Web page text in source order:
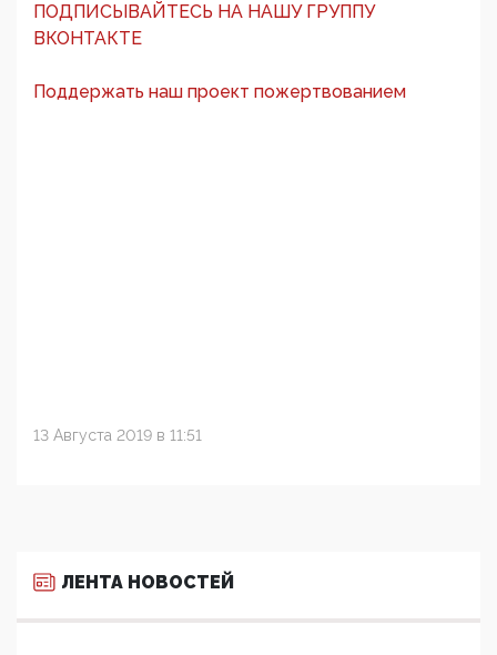
ПОДПИСЫВАЙТЕСЬ НА НАШУ ГРУППУ
ВКОНТАКТЕ
Поддержать наш проект пожертвованием
13 Августа 2019 в 11:51
ЛЕНТА НОВОСТЕЙ